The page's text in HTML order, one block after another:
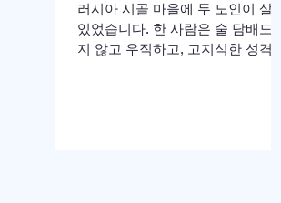
로 막을 올렸다. 18일까지 이어지는
이번 집회는 교파와 세대를 넘어 한
국교회의 영적 각성과 회복, 나라와
러시아 시골 마을에 두 노인이 살고
있었습니다. 한 사람은 술 담배도 하
지 않고 우직하고, 고지식한 성격으